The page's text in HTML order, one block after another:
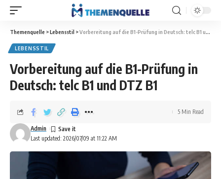
Themenquelle >Lebensstil >Vorbereitung auf die B1-Prüfung in Deutsch: telc B1 und DTZ B1
LEBENSSTIL
Vorbereitung auf die B1-Prüfung in
Deutsch: telc B1 und DTZ B1
Last updated: 2026/07/09 at 11:22 AM
Admin
5 Min Read